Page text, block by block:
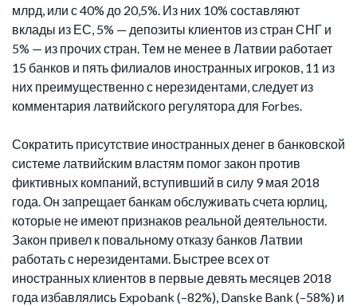
млрд, или с 40% до 20,5%. Из них 10% составляют
вклады из ЕС, 5% — депозиты клиентов из стран СНГ и
5% — из прочих стран. Тем не менее в Латвии работает
15 банков и пять филиалов иностранных игроков, 11 из
них преимущественно с нерезидентами, следует из
комментария латвийского регулятора для Forbes.
Сократить присутствие иностранных денег в банковской
системе латвийским властям помог закон против
фиктивных компаний, вступивший в силу 9 мая 2018
года. Он запрещает банкам обслуживать счета юрлиц,
которые не имеют признаков реальной деятельности.
Закон привел к повальному отказу банков Латвии
работать с нерезидентами. Быстрее всех от
иностранных клиентов в первые девять месяцев 2018
года избавлялись Expobank (–82%), Danske Bank (–58%) и